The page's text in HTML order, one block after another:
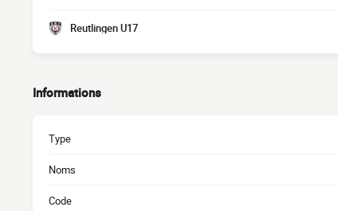
Reutlingen U17
Informations
Type
Noms
Code